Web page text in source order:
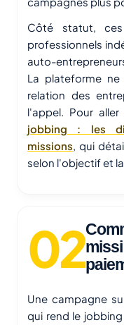
Côté statut,
professionnels
auto-
La plateforme
relation des
l'appel. Pour aller
jobbing : les
missions, qui
selon l'objectif et
Une campagne
qui rend le